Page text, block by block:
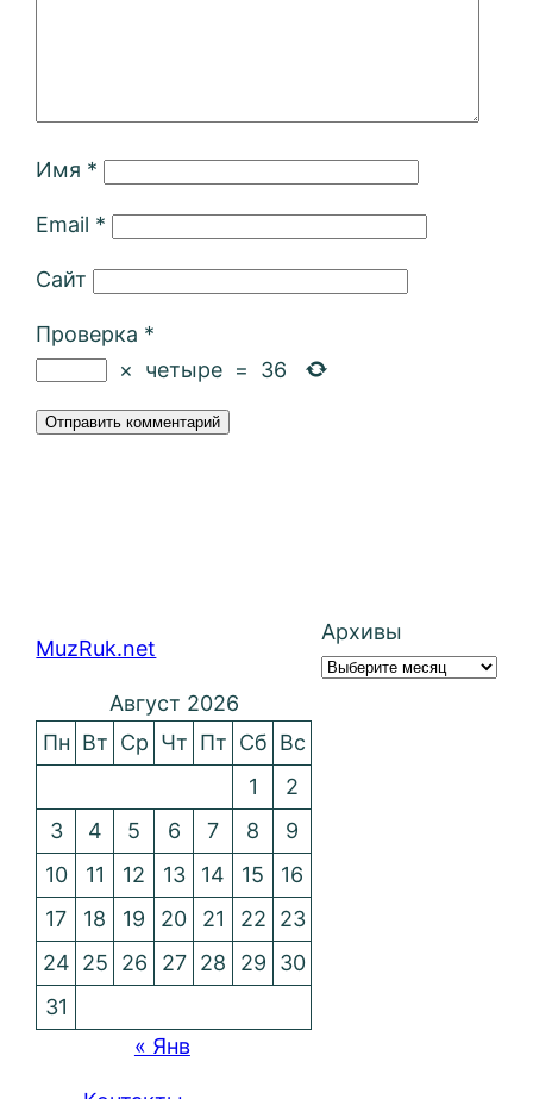
Имя *
Email *
Сайт
Проверка *
×
четыре = 36
MuzRuk.net
Архивы
Август 2026
Пн Вт Ср Чт Пт Сб Вс
1
2
3
4 5 6 7 8
9
10
11 12 13 14 15
16
17
18 19 20 21 22
23
24 25 26 27 28 29
30
31
« Янв